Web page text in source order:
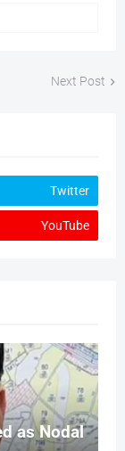
Next Post
Twitter
YouTube
as Nodal